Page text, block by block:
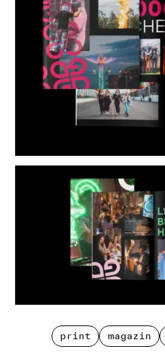
print
print
magazin
magazin